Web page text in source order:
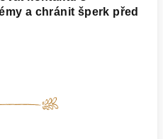
a chránit šperk před